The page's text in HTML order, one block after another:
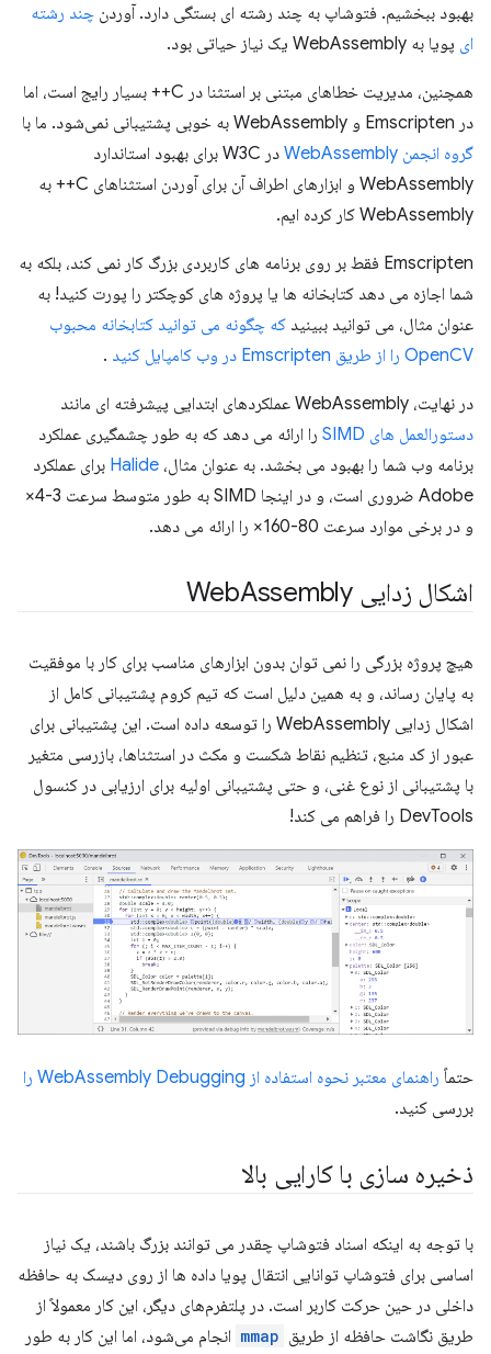
بهبود ببخشیم. فتوشاپ به چند رشته ای بستگی دارد. آوردن چند رشته
ای پویا به WebAssembly یک نیاز حیاتی بود.
همچنین، مدیریت خطاهای مبتنی بر استثنا در C++ بسیار رایج است، اما
در Emscripten و WebAssembly به خوبی پشتیبانی نمی‌شود. ما با
گروه انجمن WebAssembly
در W3C برای بهبود استاندارد
WebAssembly و ابزارهای اطراف آن برای آوردن استثناهای C++ به
WebAssembly کار کرده ایم.
Emscripten فقط بر روی برنامه های کاربردی بزرگ کار نمی کند، بلکه به
شما اجازه می دهد کتابخانه ها یا پروژه های کوچکتر را پورت کنید! به
عنوان مثال، می توانید ببینید که چگونه می توانید کتابخانه محبوب
OpenCV را از طریق Emscripten در وب کامپایل کنید
.
در نهایت، WebAssembly عملکردهای ابتدایی پیشرفته ای مانند
دستورالعمل های SIMD
را ارائه می دهد که به طور چشمگیری عملکرد
برنامه وب شما را بهبود می بخشد. به عنوان مثال، Halide برای عملکرد
Adobe ضروری است، و در اینجا SIMD به طور متوسط ​​سرعت 3-4×
و در برخی موارد سرعت 80-160× را ارائه می دهد.
اشکال زدایی WebAssembly
هیچ پروژه بزرگی را نمی توان بدون ابزارهای مناسب برای کار با موفقیت
به پایان رساند، و به همین دلیل است که تیم کروم پشتیبانی کامل از
اشکال زدایی WebAssembly را توسعه داده است. این پشتیبانی برای
عبور از کد منبع، تنظیم نقاط شکست و مکث در استثناها، بازرسی متغیر
با پشتیبانی از نوع غنی، و حتی پشتیبانی اولیه برای ارزیابی در کنسول
DevTools را فراهم می کند!
حتماً راهنمای معتبر نحوه استفاده از WebAssembly Debugging را
بررسی کنید.
ذخیره سازی با کارایی بالا
با توجه به اینکه اسناد فتوشاپ چقدر می توانند بزرگ باشند، یک نیاز
اساسی برای فتوشاپ توانایی انتقال پویا داده ها از روی دیسک به حافظه
داخلی در حین حرکت کاربر است. در پلتفرم‌های دیگر، این کار معمولاً از
طریق نگاشت حافظه از طریق mmap انجام می‌شود، اما این کار به طور